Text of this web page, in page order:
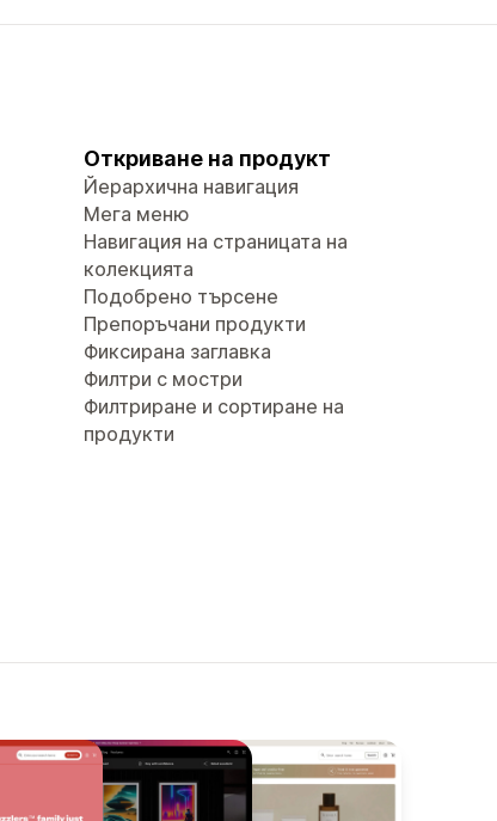
Откриване на продукт
Йерархична навигация
Мега меню
Навигация на страницата на
колекцията
Подобрено търсене
Препоръчани продукти
Фиксирана заглавка
Филтри с мостри
Филтриране и сортиране на
продукти